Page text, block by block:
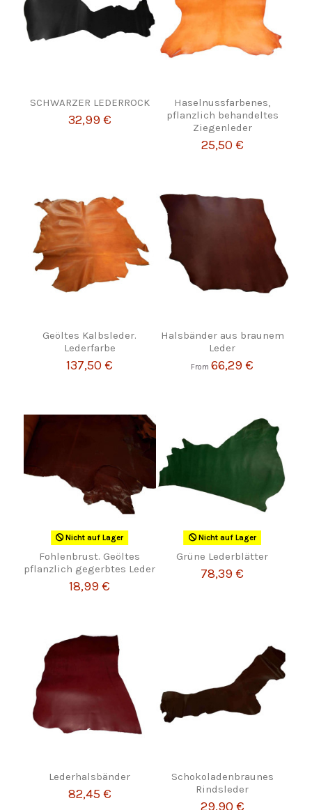
SCHWARZER LEDERROCK
32,99 €
Haselnussfarbenes,
pflanzlich behandeltes
Ziegenleder
25,50 €
Geöltes Kalbsleder.
Lederfarbe
137,50 €
Halsbänder aus braunem
Leder
From66,29 €
Nicht auf Lager
Fohlenbrust. Geöltes
pflanzlich gegerbtes Leder
18,99 €
Nicht auf Lager
Grüne Lederblätter
78,39 €
Lederhalsbänder
82,45 €
Schokoladenbraunes
Rindsleder
29,90 €